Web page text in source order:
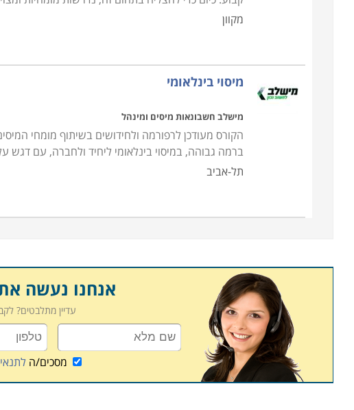
מקוון
מיסוי בינלאומי
מישלב חשבונאות מיסים ומינהל
ברמה גבוהה, במיסוי בינלאומי ליחיד ולחברה, עם
תל-אביב
אנחנו נעשה
עדיין מתלבטים?
מסכים/ה